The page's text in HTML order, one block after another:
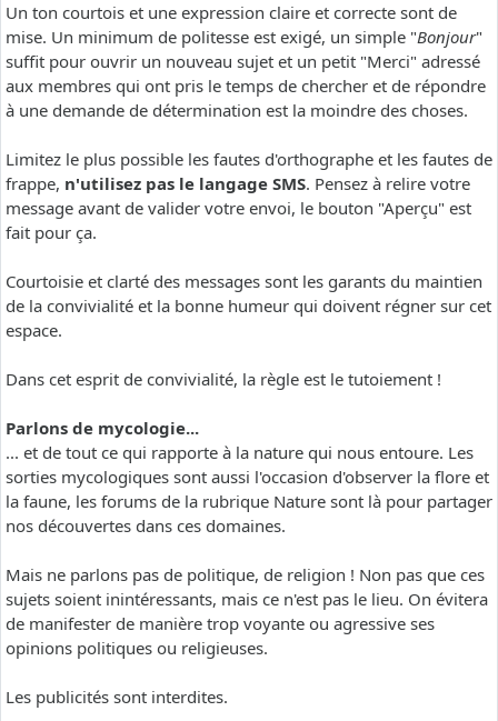
Un ton courtois et une expression claire et correcte sont de
mise. Un minimum de politesse est exigé, un simple "Bonjour"
suffit pour ouvrir un nouveau sujet et un petit "Merci" adressé
aux membres qui ont pris le temps de chercher et de répondre
à une demande de détermination est la moindre des choses.
Limitez le plus possible les fautes d'orthographe et les fautes de
frappe, n'utilisez pas le langage SMS. Pensez à relire votre
message avant de valider votre envoi, le bouton "Aperçu" est
fait pour ça.
Courtoisie et clarté des messages sont les garants du maintien
de la convivialité et la bonne humeur qui doivent régner sur cet
espace.
Dans cet esprit de convivialité, la règle est le tutoiement !
Parlons de mycologie...
... et de tout ce qui rapporte à la nature qui nous entoure. Les
sorties mycologiques sont aussi l'occasion d'observer la flore et
la faune, les forums de la rubrique Nature sont là pour partager
nos découvertes dans ces domaines.
Mais ne parlons pas de politique, de religion ! Non pas que ces
sujets soient inintéressants, mais ce n'est pas le lieu. On évitera
de manifester de manière trop voyante ou agressive ses
opinions politiques ou religieuses.
Les publicités sont interdites.